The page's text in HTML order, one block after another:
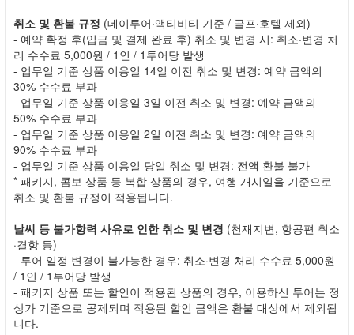
취소 및 환불 규정 (데이투어·액티비티 기준 / 골프·호텔 제외)
- 예약 확정 후(입금 및 결제 완료 후) 취소 및 변경 시: 취소·변경 처
리 수수료 5,000원 / 1인 / 1투어당 발생
- 업무일 기준 상품 이용일 14일 이전 취소 및 변경: 예약 금액의
30% 수수료 부과
- 업무일 기준 상품 이용일 3일 이전 취소 및 변경: 예약 금액의
50% 수수료 부과
- 업무일 기준 상품 이용일 2일 이전 취소 및 변경: 예약 금액의
90% 수수료 부과
- 업무일 기준 상품 이용일 당일 취소 및 변경: 전액 환불 불가
* 패키지, 콤보 상품 등 복합 상품의 경우, 여행 개시일을 기준으로
취소 및 환불 규정이 적용됩니다.
날씨 등 불가항력 사유로 인한 취소 및 변경 (천재지변, 항공편 취소
·결항 등)
- 투어 일정 변경이 불가능한 경우: 취소·변경 처리 수수료 5,000원
/ 1인 / 1투어당 발생
- 패키지 상품 또는 할인이 적용된 상품의 경우, 이용하신 투어는 정
상가 기준으로 공제되며 적용된 할인 금액은 환불 대상에서 제외됩
니다.